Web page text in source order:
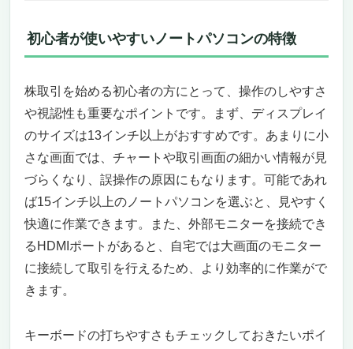
初心者が使いやすいノートパソコンの特徴
株取引を始める初心者の方にとって、操作のしやすさ
や視認性も重要なポイントです。まず、ディスプレイ
のサイズは13インチ以上がおすすめです。あまりに小
さな画面では、チャートや取引画面の細かい情報が見
づらくなり、誤操作の原因にもなります。可能であれ
ば15インチ以上のノートパソコンを選ぶと、見やすく
快適に作業できます。また、外部モニターを接続でき
るHDMIポートがあると、自宅では大画面のモニター
に接続して取引を行えるため、より効率的に作業がで
きます。
キーボードの打ちやすさもチェックしておきたいポイ